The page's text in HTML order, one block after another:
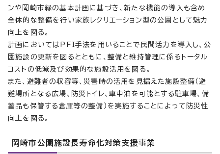
ンや岡崎市緑の基本計画に基づき、新たな機能の導入も含め
全体的な整備を行い家族レクリエーション型の公園として魅力
向上を図る。
計画においてはPFI手法を用いることで民間活力を導入し、公
園施設の更新を図るとともに、整備と維持管理に係るトータル
コストの低減及び効果的な施設活用を図る。
また、避難者の収容等、災害時の活用を見据えた施設整備（避
難場所となる広場、防災トイレ、車中泊を可能とする駐車場、備
蓄品も保管する倉庫等の整備）を実施することによって防災性
向上を図る。
岡崎市公園施設長寿命化対策支援事業